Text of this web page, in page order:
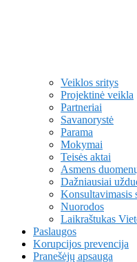
Veiklos sritys
Projektinė veikla
Partneriai
Savanorystė
Parama
Mokymai
Teisės aktai
Asmens
Dažniausiai
Konsultavimasis
Nuorodos
Laikraštukas
Paslaugos
Korupcijos prevencija
Pranešėjų apsauga